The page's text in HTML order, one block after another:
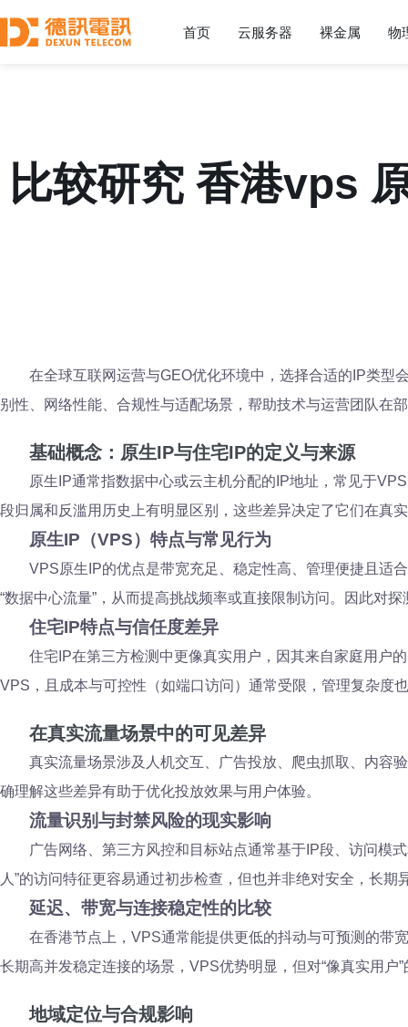
首页 云服务器 裸金属 物
比较研究 香港vps
在全球互联网运营与GEO优化环境中，选择合适的IP类型
别性、网络性能、合规性与适配场景，帮助技术与运营团队在
基础概念：原生IP与住宅IP的定义与来源
原生IP通常指数据中心或云主机分配的IP地址，常见于
段归属和反滥用历史上有明显区别，这些差异决定了它们在真
原生IP（VPS）特点与常见行为
VPS原生IP的优点是带宽充足、稳定性高、管理便捷且适
“数据中心流量”，从而提高挑战频率或直接限制访问。因此对
住宅IP特点与信任度差异
住宅IP在第三方检测中更像真实用户，因其来自家庭用户
VPS，且成本与可控性（如端口访问）通常受限，管理复杂度
在真实流量场景中的可见差异
真实流量场景涉及人机交互、广告投放、爬虫抓取、内容
确理解这些差异有助于优化投放效果与用户体验。
流量识别与封禁风险的现实影响
广告网络、第三方风控和目标站点通常基于IP段、访问模
人”的访问特征更容易通过初步检查，但也并非绝对安全，长期
延迟、带宽与连接稳定性的比较
在香港节点上，VPS通常能提供更低的抖动与可预测的带
长期高并发稳定连接的场景，VPS优势明显，但对“像真实用户
地域定位与合规影响